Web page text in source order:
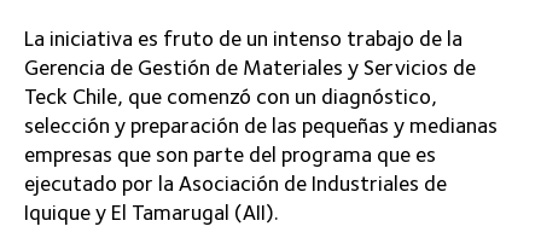
La iniciativa es fruto de un intenso trabajo de la
Gerencia de Gestión de Materiales y Servicios de
Teck Chile, que comenzó con un diagnóstico,
selección y preparación de las pequeñas y medianas
empresas que son parte del programa que es
ejecutado por la Asociación de Industriales de
Iquique y El Tamarugal (AII).